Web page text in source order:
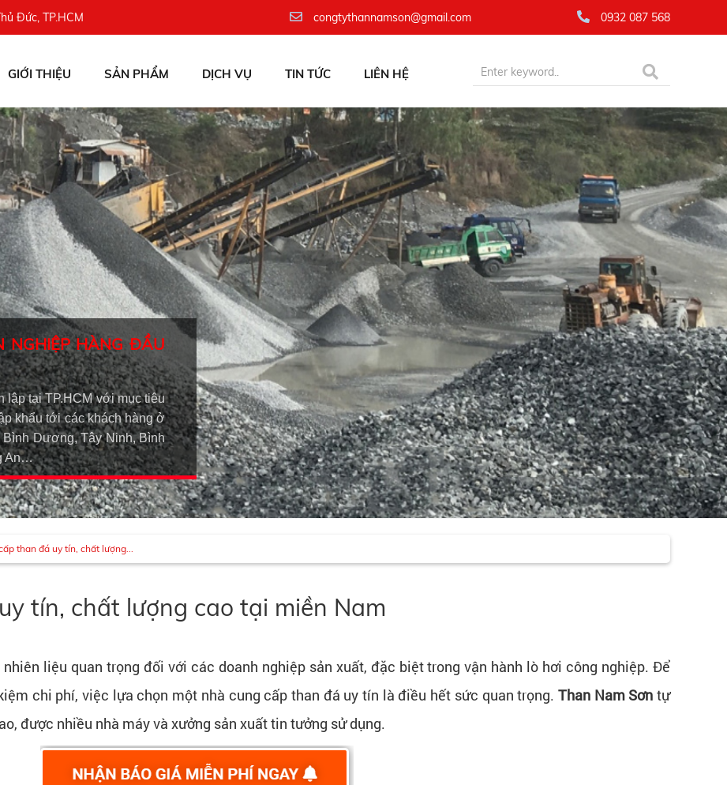
Đức, TP.HCM congtythannamson@gmail.com 0932 087 568
GIỚI THIỆU SẢN PHẨM DỊCH VỤ TIN TỨC LIÊN HỆ
NGHIỆP HÀNG ĐẦU
lập tại TP.HCM với mục tiêu
khẩu tới các khách hàng ở
Dương, Tây Ninh, Bình
An…
than đá uy tín, chất lượng...
tín, chất lượng cao tại miền Nam
liệu quan trọng đối với các doanh nghiệp sản xuất, đặc biệt trong vận hành lò hơi công nghiệp. Để
chi phí, việc lựa chọn một nhà cung cấp than đá uy tín là điều hết sức quan trọng. Than Nam Sơn tự
được nhiều nhà máy và xưởng sản xuất tin tưởng sử dụng.